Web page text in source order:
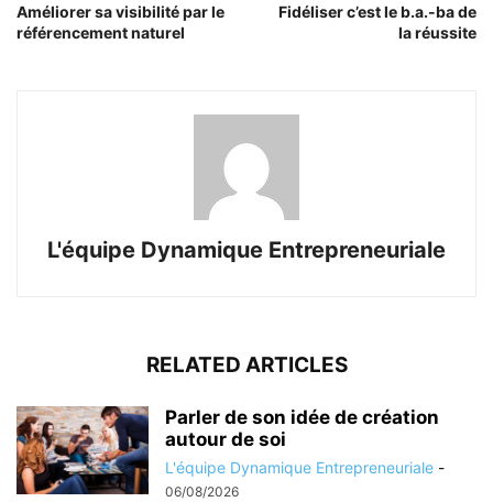
Améliorer sa visibilité par le
référencement naturel
Fidéliser c’est le b.a.-ba de
la réussite
L'équipe Dynamique Entrepreneuriale
RELATED ARTICLES
Parler de son idée de création
autour de soi
L'équipe Dynamique Entrepreneuriale -
06/08/2026